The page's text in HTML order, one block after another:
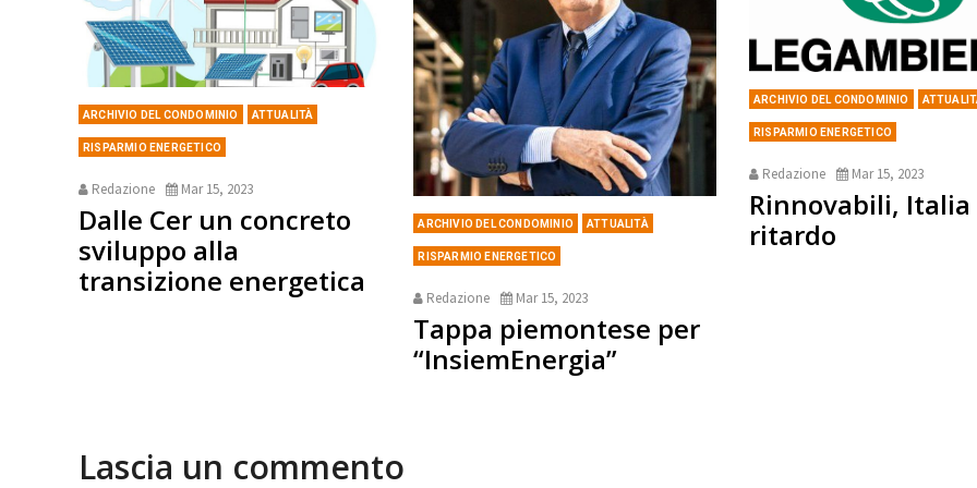
ARCHIVIO DEL CONDOMINIO ATTUALITÀ
RISPARMIO ENERGETICO
Redazione Mar 15, 2023
Dalle Cer un concreto
sviluppo alla
transizione energetica
ARCHIVIO DEL CONDOMINIO ATTUALITÀ
RISPARMIO ENERGETICO
Redazione Mar 15, 2023
Tappa piemontese per
“InsiemEnergia”
ARCHIVIO DEL CONDOMINIO
RISPARMIO ENERGETICO
Redazione Mar 15, 2023
Rinnovabili, Italia
ritardo
Lascia un commento